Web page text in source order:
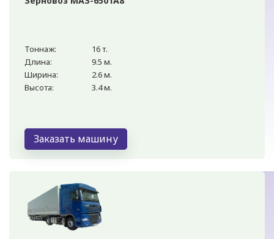
Тоннаж:
16 т.
Длина:
9.5 м.
Ширина:
2.6 м.
Высота:
3.4 м.
Заказать машину